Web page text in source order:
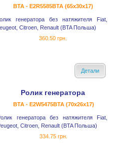
BTA - E2R5585BTA (65x30x17)
генератора без натяжителя Fiat,
Citroen, Renault (BTA Польша)
360.50 грн.
Детали
Ролик генератора
BTA - E2W5475BTA (70x26x17)
генератора без натяжителя Fiat,
Citroen, Renault (BTA Польша)
334.75 грн.